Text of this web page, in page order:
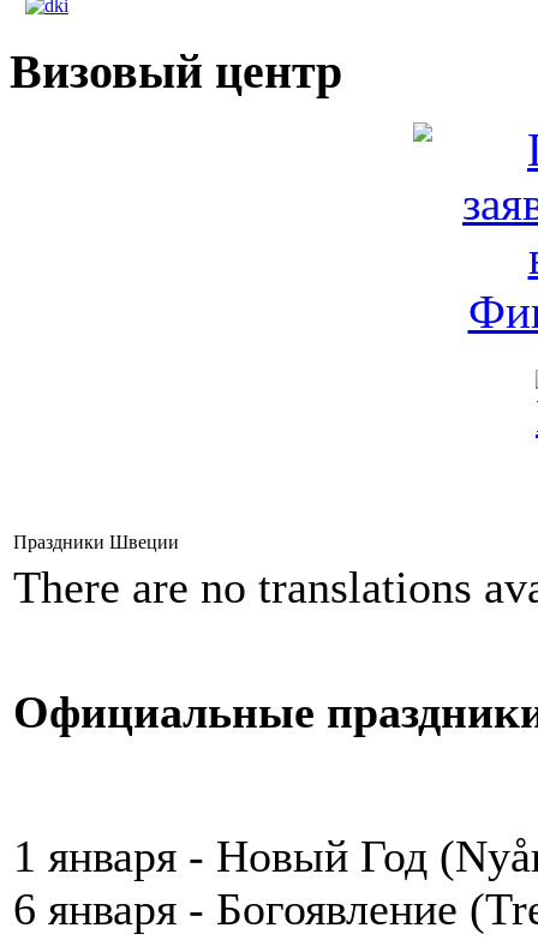
Визовый центр
Праздники Швеции
There are no translations
Официальные
1 января - Новый Год
6 января - Богоявление